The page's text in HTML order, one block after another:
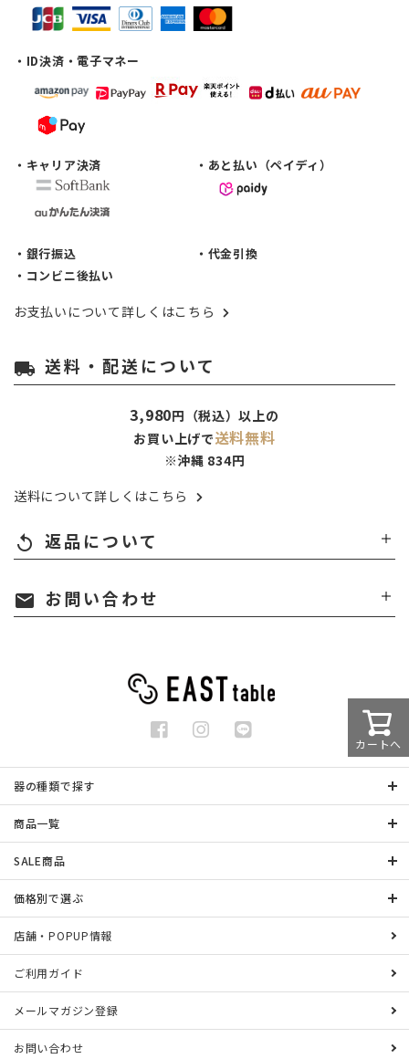
カートへ
・ID決済・電子マネー
・キャリア決済 ・あと払い（ペイディ）
・銀行振込
・代金引換
・コンビニ後払い
お支払いについて詳しくはこちら
local_shipping 送料・配送について
3,980円（税込）以上の
お買い上げで送料無料
※沖縄 834円
送料について詳しくはこちら
replay 返品について
mail お問い合わせ
器の種類で探す
商品一覧
SALE商品
価格別で選ぶ
店舗・POPUP情報
ご利用ガイド
メールマガジン登録
お問い合わせ